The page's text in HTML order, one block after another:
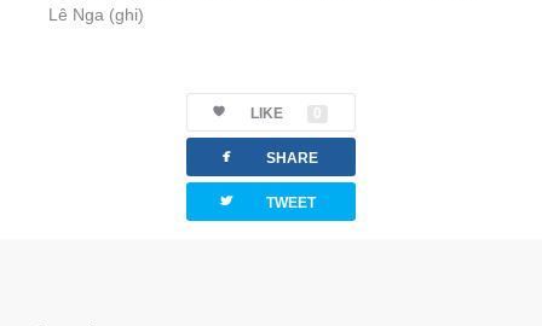
Lê Nga (ghi)
LIKE 0
facebook SHARE
twitterbird TWEET